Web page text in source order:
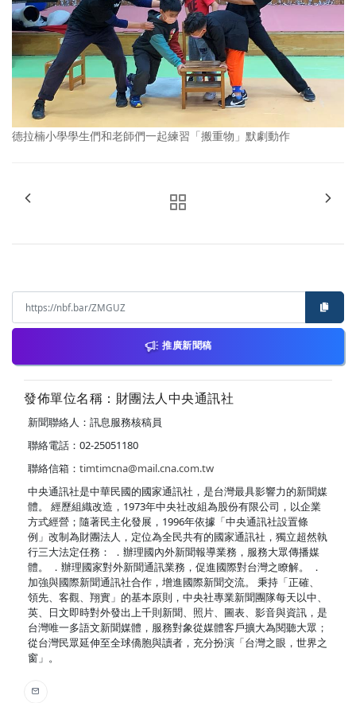
德拉楠小學學生們和老師們一起練習「搬重物」默劇動作
推廣新聞稿
發佈單位名稱：財團法人中央通訊社
新聞聯絡人：訊息服務核稿員
聯絡電話：02-25051180
聯絡信箱： timtimcna@mail.cna.com.tw
中央通訊社是中華民國的國家通訊社，是台灣最具影響力的新聞媒
體。 經歷組織改造，1973年中央社改組為股份有限公司，以企業
方式經營；隨著民主化發展，1996年依據「中央通訊社設置條
例」改制為財團法人，定位為全民共有的國家通訊社，獨立超然執
行三大法定任務： ．辦理國內外新聞報導業務，服務大眾傳播媒
體。 ．辦理國家對外新聞通訊業務，促進國際對台灣之瞭解。 ．
加強與國際新聞通訊社合作，增進國際新聞交流。 秉持「正確、
領先、客觀、翔實」的基本原則，中央社專業新聞團隊每天以中、
英、日文即時對外發出上千則新聞、照片、圖表、影音與資訊，是
台灣唯一多語文新聞媒體，服務對象從媒體客戶擴大為閱聽大眾；
從台灣民眾延伸至全球僑胞與讀者，充分扮演「台灣之眼，世界之
窗」。